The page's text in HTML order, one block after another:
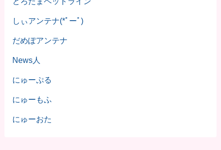
しぃアンテナ(*ﾟーﾟ)
だめぽアンテナ
News人
にゅーぷる
にゅーもふ
にゅーおた